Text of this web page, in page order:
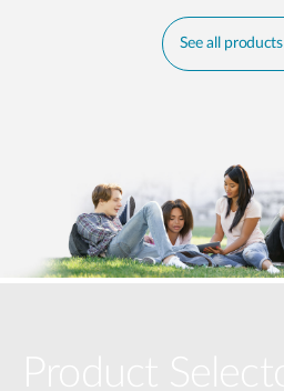
See all products